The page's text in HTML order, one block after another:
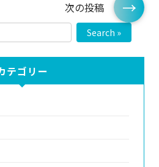
次の投稿
Search »
テゴリー